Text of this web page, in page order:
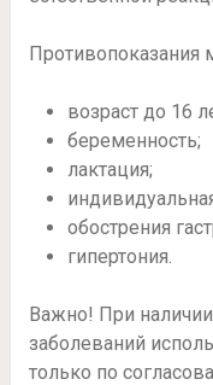
Противопоказания
возраст до 16
беременность;
лактация;
обострения
гипертония.
Важно! При
заболеваний
только по